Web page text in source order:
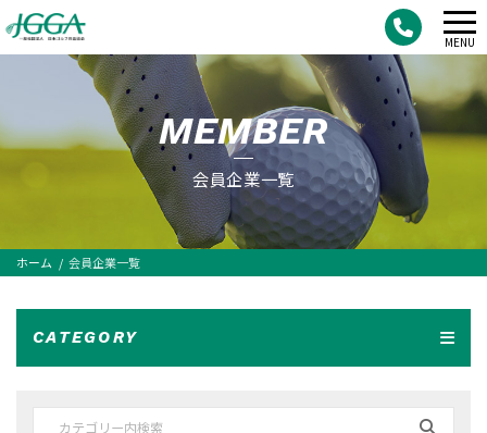
MEMBER
会員企業一覧
ホーム 会員企業一覧
CATEGORY
メ
ュ
ー
MENU